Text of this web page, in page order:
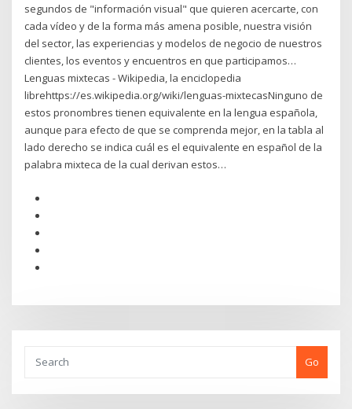
segundos de "información visual" que quieren acercarte, con
cada vídeo y de la forma más amena posible, nuestra visión
del sector, las experiencias y modelos de negocio de nuestros
clientes, los eventos y encuentros en que participamos…
Lenguas mixtecas - Wikipedia, la enciclopedia
librehttps://es.wikipedia.org/wiki/lenguas-mixtecasNinguno de
estos pronombres tienen equivalente en la lengua española,
aunque para efecto de que se comprenda mejor, en la tabla al
lado derecho se indica cuál es el equivalente en español de la
palabra mixteca de la cual derivan estos…
Go